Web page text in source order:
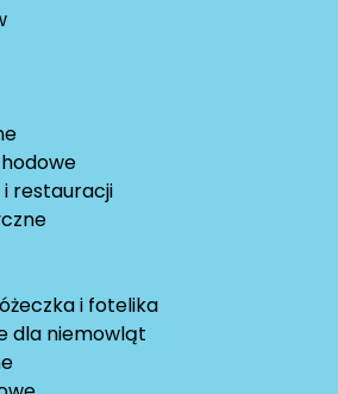
restauracji
i fotelika
dla niemowląt